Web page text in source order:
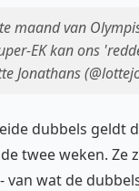
maand van
EK kan ons
Jonathans
dubbels geldt
twee weken. Ze
- van wat de